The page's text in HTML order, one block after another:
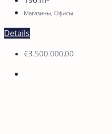
Магазины, Офисы
Details
€3.500.000,00